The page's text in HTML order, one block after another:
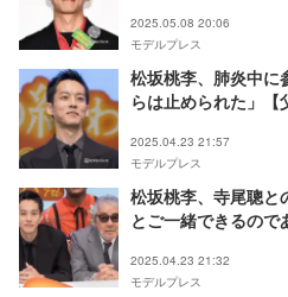
2025.05.08 20:06
モデルプレス
松坂桃李、肺炎中に
らは止められた」【
2025.04.23 21:57
モデルプレス
松坂桃李、寺尾聰と
とご一緒できるので
2025.04.23 21:32
モデルプレス